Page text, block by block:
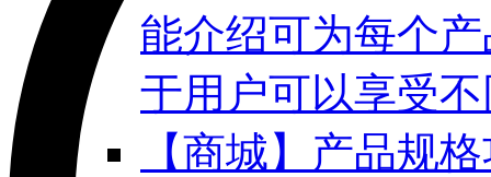
能介绍可为每个
于用户可以享受
【商城】产品规